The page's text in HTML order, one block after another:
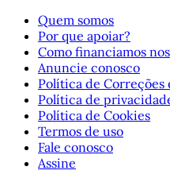
Quem somos
Por que apoiar?
Como financiamos
Anuncie conosco
Política de Correções
Política de
Política de Cookies
Termos de uso
Fale conosco
Assine